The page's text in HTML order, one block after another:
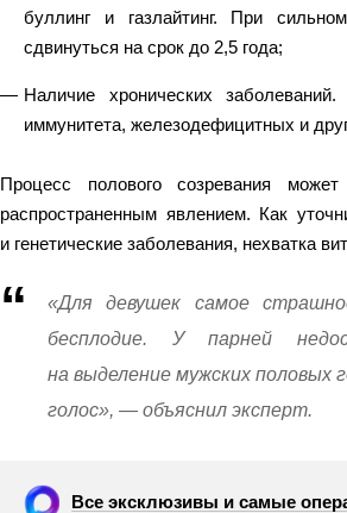
буллинг и газлайтинг. При
сдвинуться на срок до 2,5 года;
Наличие хронических
иммунитета, железодефицитных и
Процесс полового созревания
распространенным явлением. Как
и генетические заболевания, нехватка
«Для девушек самое
бесплодие. У парней
на выделение мужских
голос», — объяснил эксперт.
Все эксклюзивы и самые